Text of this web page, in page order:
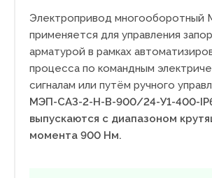
Электропривод
применяется для управления
арматурой в рамках
процесса по командным
сигналам или путём ручного
МЭП-САЗ-2-Н-В-900/24-У1-400-
выпускаются с диапазоном
момента 900 Нм.